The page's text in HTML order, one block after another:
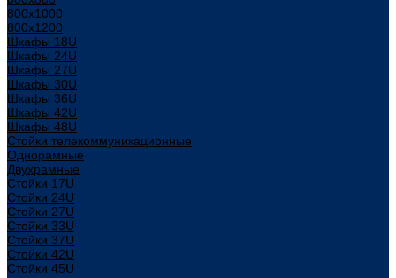
800х1000
800х1200
Шкафы 18U
Шкафы 24U
Шкафы 27U
Шкафы 30U
Шкафы 36U
Шкафы 42U
Шкафы 48U
Стойки телекоммуникационные
Однорамные
Двухрамные
Стойки 17U
Стойки 24U
Стойки 27U
Стойки 33U
Стойки 37U
Стойки 42U
Стойки 45U